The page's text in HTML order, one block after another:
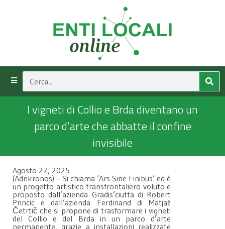
I vigneti di Collio e Brda diventano un
parco d’arte che abbatte il confine
invisibile
Agosto 27, 2025
(Adnkronos) – Si chiama ‘Ars Sine Finibus’ ed è
un progetto artistico transfrontaliero voluto e
proposto dall’azienda Gradis’ciutta di Robert
Princic e dall’azienda Ferdinand di Matjaž
Četrtič che si propone di trasformare i vigneti
del Collio e del Brda in un parco d’arte
permanente, grazie a installazioni realizzate